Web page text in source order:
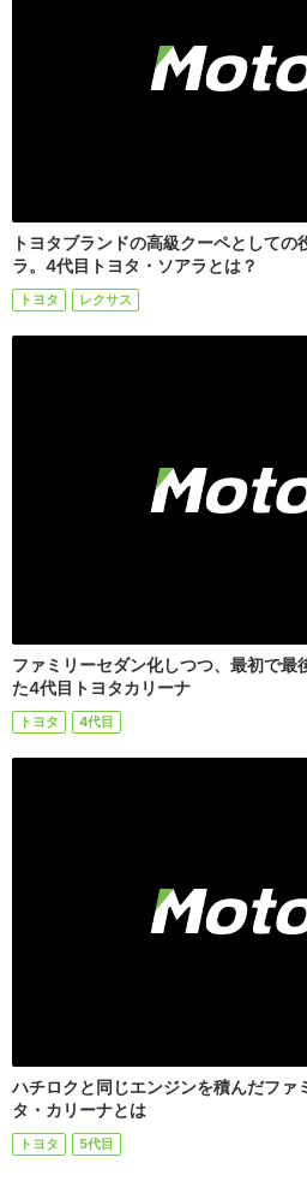
トヨタブランドの高級クーペとして
ラ。4代目トヨタ・ソアラとは？
トヨタ レクサス
ファミリーセダン化しつつ、最初で
た4代目トヨタカリーナ
トヨタ 4代目
ハチロクと同じエンジンを積んだファ
タ・カリーナとは
トヨタ 5代目